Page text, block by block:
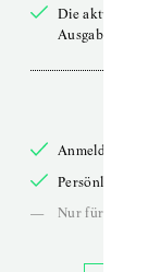
Die aktuelle
Ausgabe
Anmelden
Persönliche
—
Nur für